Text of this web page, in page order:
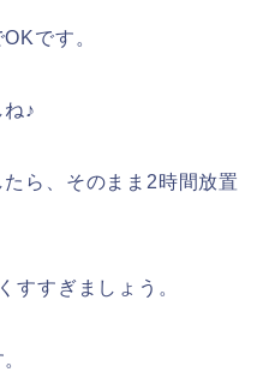
です。
♪
ら、そのまま2時間放置
すすぎましょう。